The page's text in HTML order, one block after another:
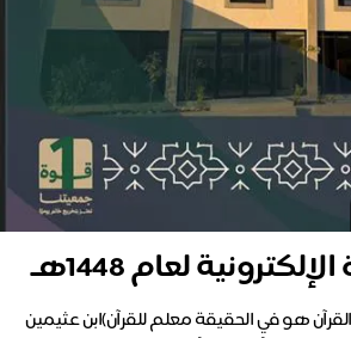
هو في الحقيقة معلم للقرآن)ابن عثيمين‬